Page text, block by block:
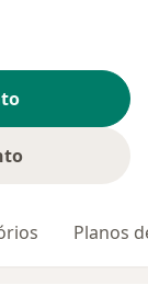
Planos